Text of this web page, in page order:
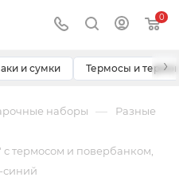
0
и сумки Термосы и ›
наборы — Разные
термосом и повербанком,
синий